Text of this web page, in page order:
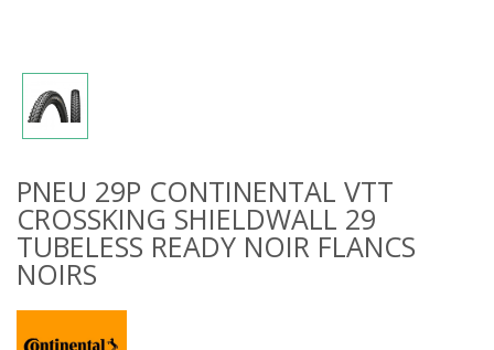
PNEU 29P CONTINENTAL VTT
CROSSKING SHIELDWALL 29
TUBELESS READY NOIR FLANCS
NOIRS